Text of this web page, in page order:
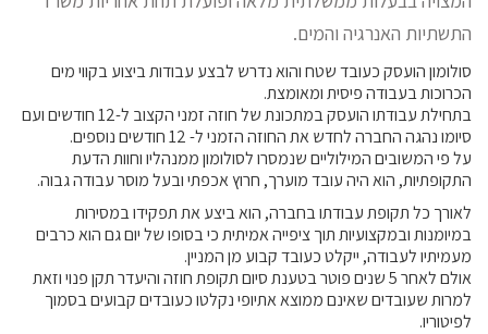
התשתיות האנרגיה והמים.
סולומון הועסק כעובד שטח והוא נדרש לבצע עבודות ביצוע בקווי מים
הכרוכות בעבודה פיסית ומאומצת.
בתחילת עבודתו הועסק במתכונת של חוזה זמני הקצוב ל-12 חודשים ועם
סיומו נהגה החברה לחדש את החוזה הזמני ל- 12 חודשים נוספים.
על פי המשובים המילוליים שנמסרו לסולומון ממנהליו וחוות הדעת
התקופתיות, הוא היה עובד מוערך, חרוץ אכפתי ובעל מוסר עבודה גבוה.
לאורך כל תקופת עבודתו בחברה, הוא ביצע את תפקידו במסירות
במיומנות ובמקצועיות תוך ציפייה אמיתית כי בסופו של יום גם הוא כרבים
מעמיתיו לעבודה, ייקלט כעובד קבוע מן המניין.
אולם לאחר 5 שנים פוטר בטענת סיום תקופת חוזה והיעדר תקן פנוי וזאת
למרות שעובדים שאינם ממוצא אתיופי נקלטו כעובדים קבועים בסמוך
לפיטוריו.